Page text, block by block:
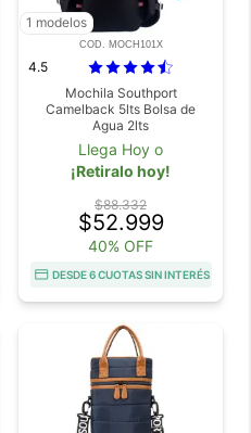
1 modelos
COD. MOCH101X
4.5
Mochila Southport
Camelback 5lts Bolsa de
Agua 2lts
Llega Hoy o
¡Retiralo hoy!
$88.332
$52.999
40% OFF
DESDE 6 CUOTAS SIN INTERÉS